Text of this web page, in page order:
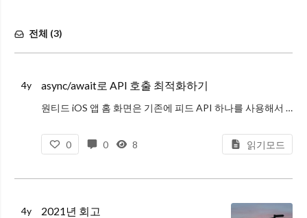
전체 (3)
4y async/await로 API 호출 최적화하기
원티드 iOS 앱 홈 화면은 기존에 피드 API 하나를 사용해서 모든 데이터를 가져오다가 요구사항이 많아지면서 별도의 API들이 추가되었다. 따라서, 기존의 피드 API를 호출하고 추가된 별도 API를 호출해서 화면에 표시할 데이
0 0 8 읽기모드
4y 2021년 회고